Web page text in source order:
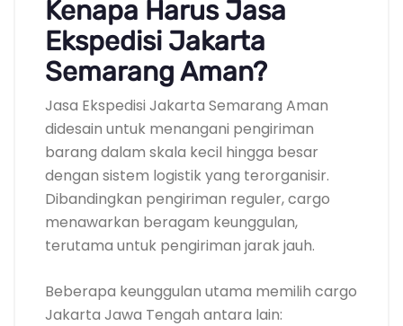
Kenapa Harus Jasa
Ekspedisi Jakarta
Semarang Aman?
Jasa Ekspedisi Jakarta Semarang Aman
didesain untuk menangani pengiriman
barang dalam skala kecil hingga besar
dengan sistem logistik yang terorganisir.
Dibandingkan pengiriman reguler, cargo
menawarkan beragam keunggulan,
terutama untuk pengiriman jarak jauh.
Beberapa keunggulan utama memilih cargo
Jakarta Jawa Tengah antara lain: